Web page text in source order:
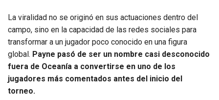
La viralidad no se originó en sus actuaciones dentro del
campo, sino en la capacidad de las redes sociales para
transformar a un jugador poco conocido en una figura
global. Payne pasó de ser un nombre casi desconocido
fuera de Oceanía a convertirse en uno de los
jugadores más comentados antes del inicio del
torneo.